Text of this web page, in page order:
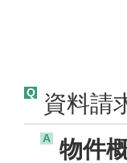
Q 資料請
A
物件